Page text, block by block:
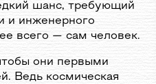
шанс, требующий
и инженерного
всего — сам человек.
они первыми
Ведь космическая